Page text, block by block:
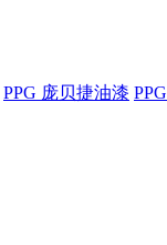
PPG 庞贝捷油漆